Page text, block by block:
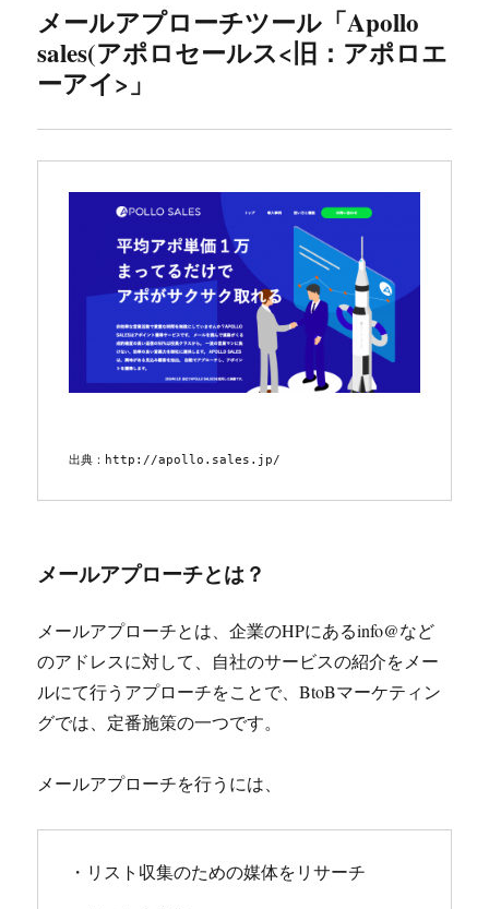
メールアプローチツール「Apollo
sales(アポロセールス<旧：アポロエ
ーアイ>」
出典：http://apollo.sales.jp/
メールアプローチとは？
メールアプローチとは、企業のHPにあるinfo@など
のアドレスに対して、自社のサービスの紹介をメー
ルにて行うアプローチをことで、BtoBマーケティン
グでは、定番施策の一つです。
メールアプローチを行うには、
・リスト収集のための媒体をリサーチ